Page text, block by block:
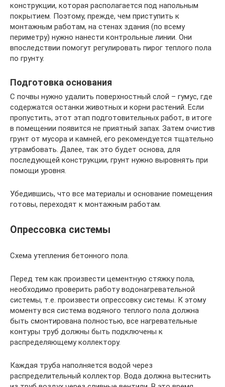
конструкции, которая располагается под напольным
покрытием. Поэтому, прежде, чем приступить к
монтажным работам, на стенах здания (по всему
периметру) нужно нанести контрольные линии. Они
впоследствии помогут регулировать пирог теплого пола
по грунту.
Подготовка основания
С почвы нужно удалить поверхностный слой – гумус, где
содержатся останки животных и корни растений. Если
пропустить, этот этап подготовительных работ, в итоге
в помещении появится не приятный запах. Затем очистив
грунт от мусора и камней, его рекомендуется тщательно
утрамбовать. Далее, так это будет основа, для
последующей конструкции, грунт нужно выровнять при
помощи уровня.
Убедившись, что все материалы и основание помещения
готовы, переходят к монтажным работам.
Опрессовка системы
Схема утепления бетонного пола.
Перед тем как произвести цементную стяжку пола,
необходимо проверить работу водонагревательной
системы, т.е. произвести опрессовку системы. К этому
моменту вся система водяного теплого пола должна
быть смонтирована полностью, все нагревательные
контуры труб должны быть подключены к
распределяющему коллектору.
Каждая труба наполняется водой через
распределительный коллектор. Вода должна вытеснить